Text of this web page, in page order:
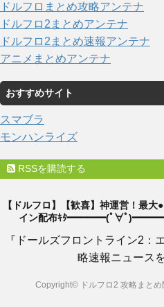
ドルフロまとめ攻略アンテナ
ドルフロ2まとめアンテナ
ドルフロ2まとめ速報アンテナ
アニメまとめアンテナ
おすすめサイト
スマブラ
モンハンライズ
RSSを購読する
【ドルフロ】【歓喜】神運営！最
イン配布ｷﾀ━━━━(ﾟ∀ﾟ
『ドールズフロントライン2：
略速報ニュース
Copyright© ドルフロ2 攻略まと